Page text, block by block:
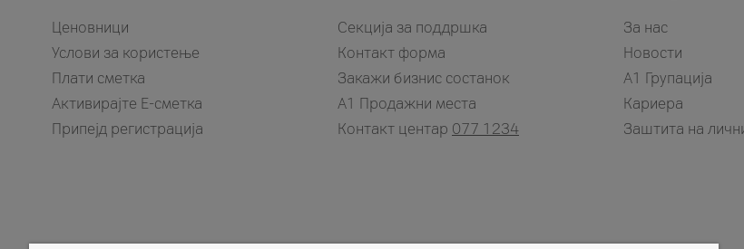
Ценовници
Услови за користење
Плати сметка
Активирајте Е-сметка
Припејд регистрација
Секција за поддршка
Контакт форма
Закажи бизнис состанок
A1 Продажни места
Контакт центар 077 1234
За нас
Новости
А1 Групација
Кариера
Заштита на